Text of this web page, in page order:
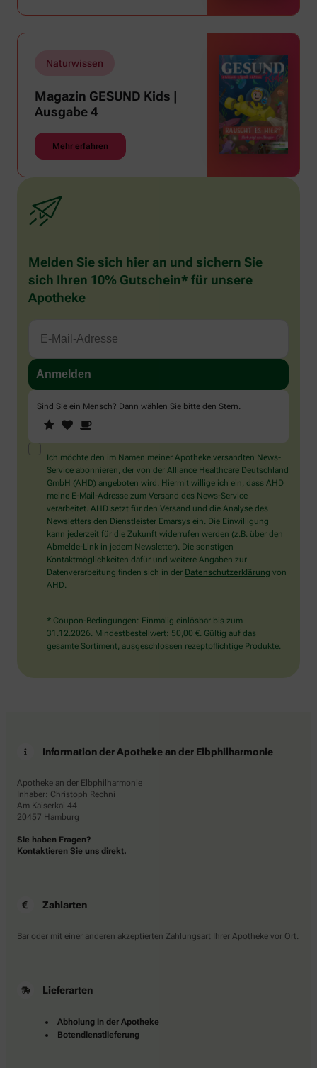
Naturwissen
Magazin GESUND Kids |
Ausgabe 4
Mehr erfahren
Melden Sie sich hier an und sichern Sie
sich Ihren 10% Gutschein* für unsere
Apotheke
Sind Sie ein Mensch? Dann wählen Sie bitte den Stern
Sind
Sie
ein
Mensch?
Dann
wählen
Sie
bitte
den
Stern.
1 2
Ich möchte den im Namen meiner Apotheke versandten News-
Service abonnieren, der von der Alliance Healthcare Deutschland
GmbH (AHD) angeboten wird. Hiermit willige ich ein, dass AHD
meine E-Mail-Adresse zum Versand des News-Service
verarbeitet. AHD setzt für den Versand und die Analyse des
Newsletters den Dienstleister Emarsys ein. Die Einwilligung
kann jederzeit für die Zukunft widerrufen werden (z.B. über den
Abmelde-Link in jedem Newsletter). Die sonstigen
Kontaktmöglichkeiten dafür und weitere Angaben zur
Datenverarbeitung finden sich in der Datenschutzerklärung von
AHD.
* Coupon-Bedingungen: Einmalig einlösbar bis zum
31.12.2026. Mindestbestellwert: 50,00 €. Gültig auf das
gesamte Sortiment, ausgeschlossen rezeptpflichtige Produkte.
Information der Apotheke an der Elbphilharmonie
Apotheke an der Elbphilharmonie
Inhaber: Christoph Rechni
Am Kaiserkai 44
20457 Hamburg
Sie haben Fragen?
Kontaktieren Sie uns direkt.
Zahlarten
Bar oder mit einer anderen akzeptierten Zahlungsart Ihrer Apotheke vor Ort.
Lieferarten
Abholung in der Apotheke
Botendienstlieferung